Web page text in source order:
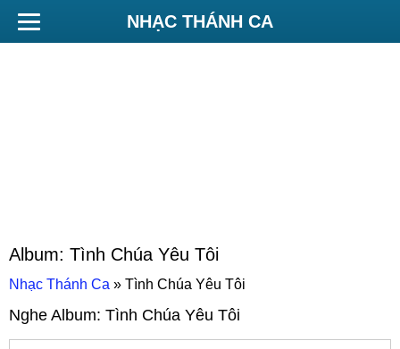
NHẠC THÁNH CA
Album: Tình Chúa Yêu Tôi
Nhạc Thánh Ca » Tình Chúa Yêu Tôi
Nghe Album: Tình Chúa Yêu Tôi